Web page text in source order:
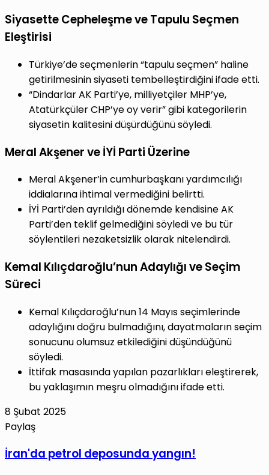
Siyasette Cepheleşme ve Tapulu Seçmen
Eleştirisi
Türkiye’de seçmenlerin “tapulu seçmen” haline
getirilmesinin siyaseti tembelleştirdiğini ifade etti.
“Dindarlar AK Parti’ye, milliyetçiler MHP’ye,
Atatürkçüler CHP’ye oy verir” gibi kategorilerin
siyasetin kalitesini düşürdüğünü söyledi.
Meral Akşener ve İYİ Parti Üzerine
Meral Akşener’in cumhurbaşkanı yardımcılığı
iddialarına ihtimal vermediğini belirtti.
İYİ Parti’den ayrıldığı dönemde kendisine AK
Parti’den teklif gelmediğini söyledi ve bu tür
söylentileri nezaketsizlik olarak nitelendirdi.
Kemal Kılıçdaroğlu’nun Adaylığı ve Seçim
Süreci
Kemal Kılıçdaroğlu’nun 14 Mayıs seçimlerinde
adaylığını doğru bulmadığını, dayatmaların seçim
sonucunu olumsuz etkilediğini düşündüğünü
söyledi.
İttifak masasında yapılan pazarlıkları eleştirerek,
bu yaklaşımın meşru olmadığını ifade etti.
8 Şubat 2025
Paylaş
Posta
İran'da
İran'da petrol deposunda yangın!